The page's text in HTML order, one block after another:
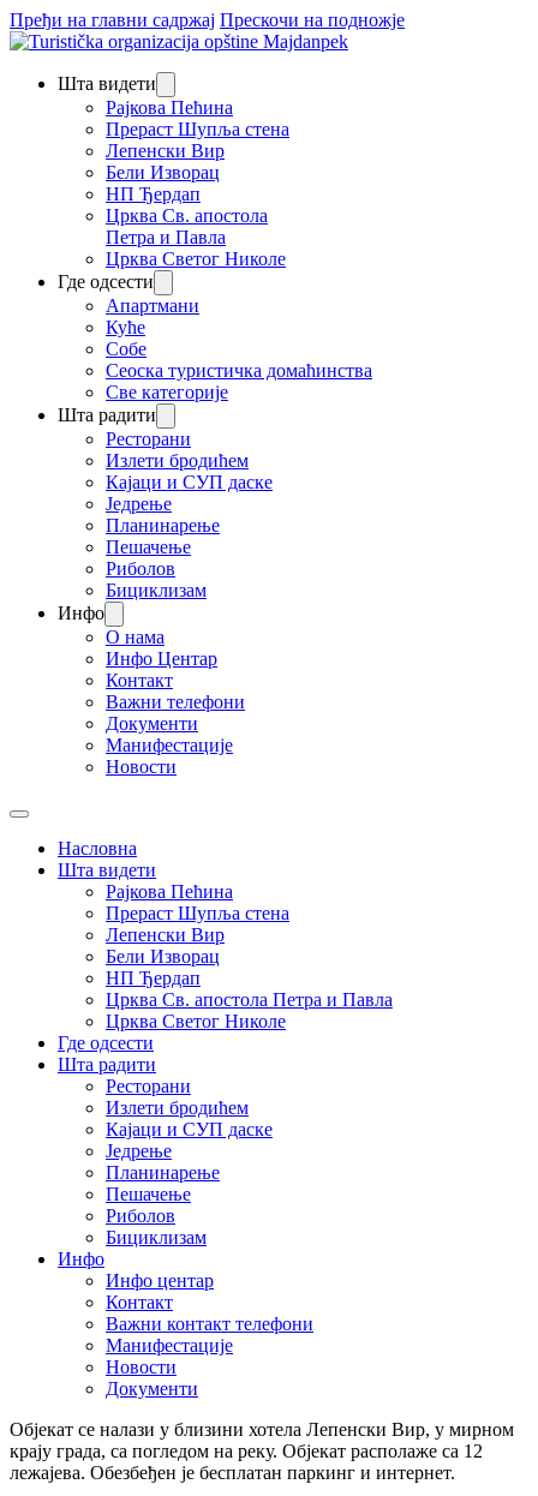
Пређи на главни садржај Прескочи на подножје
Шта видети
Рајкова Пећина
Прераст Шупља стена
Лепенски Вир
Бели Изворац
НП Ђердап
Црква Св. апостола
Петра и Павла
Црква Светог Николе
Где одсести
Апартмани
Куће
Собе
Сеоска туристичка домаћинства
Све категорије
Шта радити
Ресторани
Излети бродићем
Кајаци и СУП даске
Једрење
Планинарење
Пешачење
Риболов
Бициклизам
Инфо
О нама
Инфо Центар
Контакт
Важни телефони
Документи
Манифестације
Новости
Насловна
Шта видети
Рајкова Пећина
Прераст Шупља стена
Лепенски Вир
Бели Изворац
НП Ђердап
Црква Св. апостола Петра и Павла
Црква Светог Николе
Где одсести
Шта радити
Ресторани
Излети бродићем
Кајаци и СУП даске
Једрење
Планинарење
Пешачење
Риболов
Бициклизам
Инфо
Инфо центар
Контакт
Важни контакт телефони
Манифестације
Новости
Документи
Објекат се налази у близини хотела Лепенски Вир, у мирном
крају града, са погледом на реку. Објекат располаже са 12
лежајева. Обезбеђен је бесплатан паркинг и интернет.